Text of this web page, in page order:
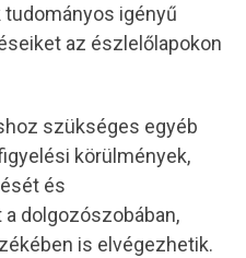
igényű
az észlelőlapokon
szükséges egyéb
körülmények,
és
dolgozószobában,
is elvégezhetik.